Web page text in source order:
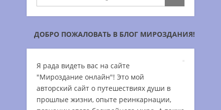
ДОБРО ПОЖАЛОВАТЬ В БЛОГ МИРОЗДАНИЯ!
Я рада видеть вас на сайте
"Мироздание онлайн"! Это мой
авторский сайт о путешествиях души в
прошлые жизни, опыте реинкарнации,